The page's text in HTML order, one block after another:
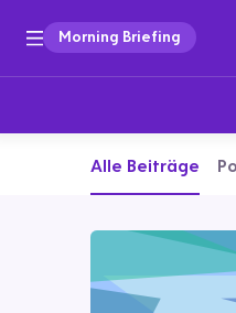
Morning Briefing
Alle Beiträge